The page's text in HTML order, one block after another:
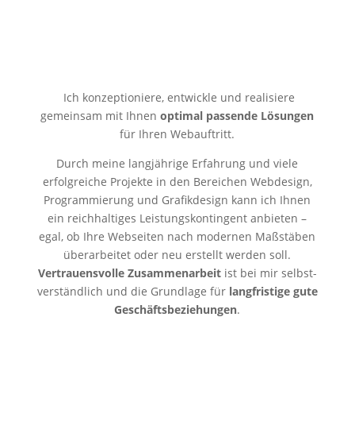
Ich konzeptioniere, entwickle und realisiere
gemeinsam mit Ihnenoptimal passende Lösungen
für Ihren Webauftritt.
Durch meine langjährige Erfahrung und viele
erfolgreiche Projekte in den Bereichen Webdesign,
Programmierung und Grafikdesign kann ich Ihnen
ein reichhaltiges Leistungskontingent anbieten –
egal, ob Ihre Webseiten nach modernen Maßstäben
überarbeitet oder neu erstellt werden soll.
Vertrauensvolle Zusammenarbeitist bei mir selbst­
verständlich und die Grundlage für langfristige gute
Geschäftsbeziehungen.